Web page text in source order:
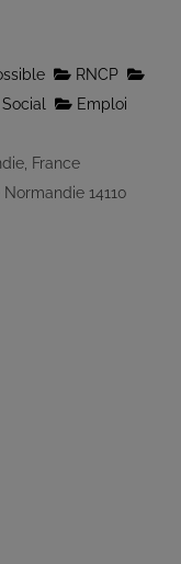
RNCP
Social
Emploi
France
Normandie 14110